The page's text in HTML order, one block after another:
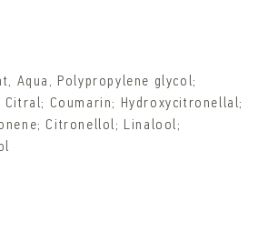
Aqua, Polypropylene glycol;
Citral; Coumarin; Hydroxycitronellal;
Citronellol; Linalool;